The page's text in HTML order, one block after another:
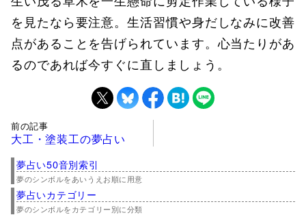
を見たなら要注意。生活習慣や身だしなみに改善
点があることを告げられています。心当たりがあ
るのであれば今すぐに直しましょう。
前の記事
大工・塗装工の夢占い
夢占い50音別索引
夢のシンボルをあいうえお順に用意
夢占いカテゴリー
夢のシンボルをカテゴリー別に分類